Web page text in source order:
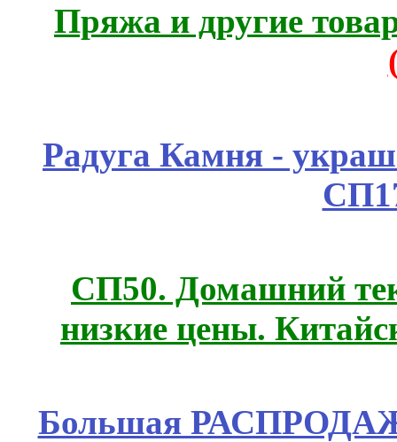
Пряжа и другие
Радуга Камня -
СП50. Домашний
низкие цены.
Большая